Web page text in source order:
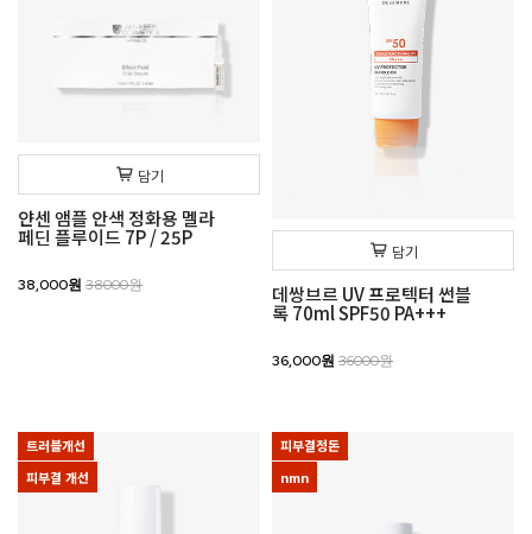
담기
얀센 앰플 안색 정화용 멜라
페딘 플루이드 7P / 25P
38,000원 38000원
담기
데쌍브르 UV 프로텍터 썬블
록 70ml SPF50 PA+++
36,000원 36000원
트러블개선
피부결 개선
피부결정돈
nmn